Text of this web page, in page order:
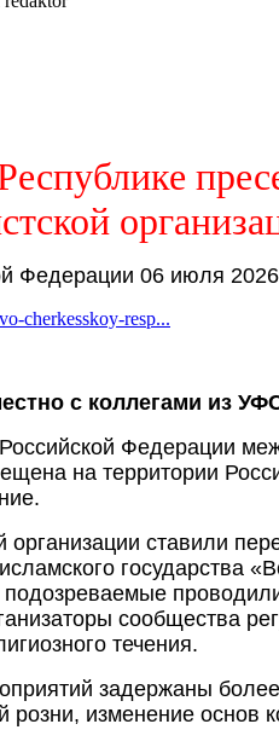
Федерации 06 июля
cherkesskoy-resp...
с коллегами из
Федерации
на территории
ставили
государства
сообщества
течения.
задержаны
изменение основ